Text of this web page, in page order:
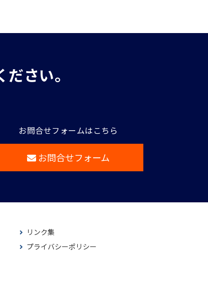
さい。
お問合せフォームはこちら
お問合せフォーム
リンク集
プライバシーポリシー